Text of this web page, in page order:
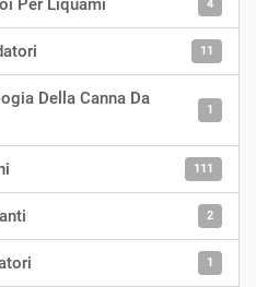
Per Liquami 4
11
Della Canna Da
1
111
2
1